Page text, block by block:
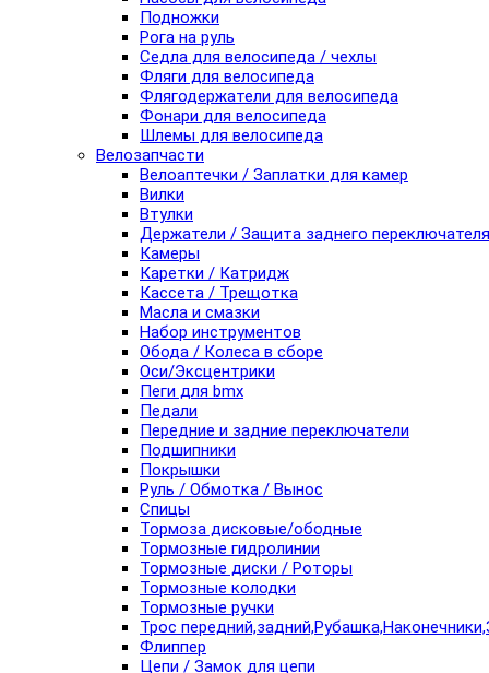
Подножки
Рога на руль
Седла для велосипеда / чехлы
Фляги для велосипеда
Флягодержатели для велосипеда
Фонари для велосипеда
Шлемы для велосипеда
Велозапчасти
Велоаптечки / Заплатки для камер
Вилки
Втулки
Держатели / Защита заднего переключателя
Камеры
Каретки / Катридж
Кассета / Трещотка
Масла и смазки
Набор инструментов
Обода / Колеса в сборе
Оси/Эксцентрики
Пеги для bmx
Педали
Передние и задние переключатели
Подшипники
Покрышки
Руль / Обмотка / Вынос
Спицы
Тормоза дисковые/ободные
Тормозные гидролинии
Тормозные диски / Роторы
Тормозные колодки
Тормозные ручки
Трос
Флиппер
Цепи / Замок для цепи